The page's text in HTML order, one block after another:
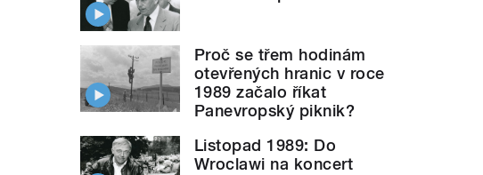
Proč se třem hodinám
otevřených hranic v roce
1989 začalo říkat
Panevropský piknik?
Listopad 1989: Do
Wroclawi na koncert